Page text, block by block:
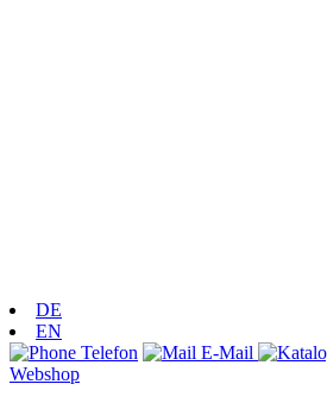
DE
EN
Telefon
E-Mail
Webshop